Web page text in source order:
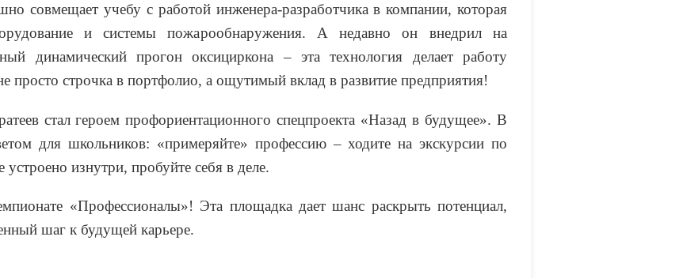
совмещает учебу с работой инженера-разработчика в компании, которая
и системы пожарообнаружения. А недавно он внедрил на
динамический прогон оксициркона – эта технология делает работу
просто строчка в портфолио, а ощутимый вклад в развитие предприятия!
стал героем профориентационного спецпроекта «Назад в будущее». В
для школьников: «примеряйте» профессию – ходите на экскурсии по
изнутри, пробуйте себя в деле.
«Профессионалы»! Эта площадка дает шанс раскрыть потенциал,
шаг к будущей карьере.